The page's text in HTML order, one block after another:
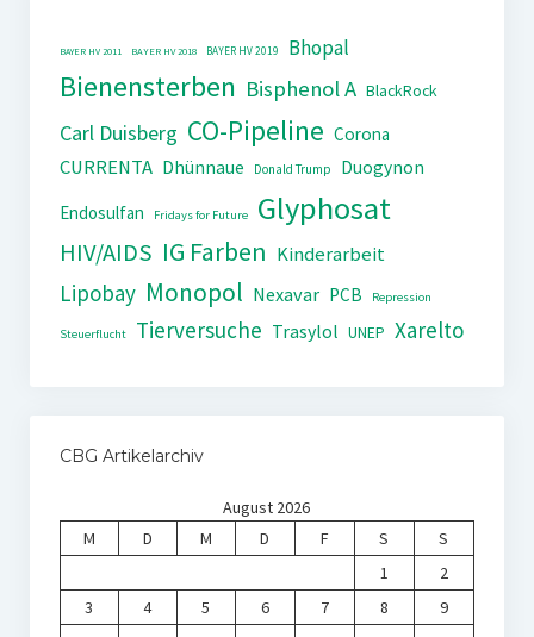
BAYER HV 2011 BAYER HV 2018 BAYER HV 2019 Bhopal
Bienensterben Bisphenol A BlackRock
Carl Duisberg CO-Pipeline Corona
CURRENTA Dhünnaue Donald Trump
Duogynon
Endosulfan
Fridays for Future Glyphosat
HIV/AIDS IG Farben Kinderarbeit
Lipobay Monopol Nexavar PCB Repression
Steuerflucht Tierversuche Trasylol UNEP Xarelto
CBG Artikelarchiv
August 2026
M
D M D F S
S
1
2
3
4 5 6 7 8
9